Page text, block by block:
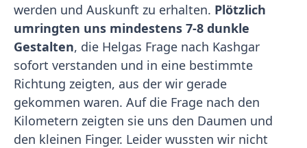
werden und Auskunft zu erhalten. Plötzlich
umringten uns mindestens 7-8 dunkle
Gestalten, die Helgas Frage nach Kashgar
sofort verstanden und in eine bestimmte
Richtung zeigten, aus der wir gerade
gekommen waren. Auf die Frage nach den
Kilometern zeigten sie uns den Daumen und
den kleinen Finger. Leider wussten wir nicht